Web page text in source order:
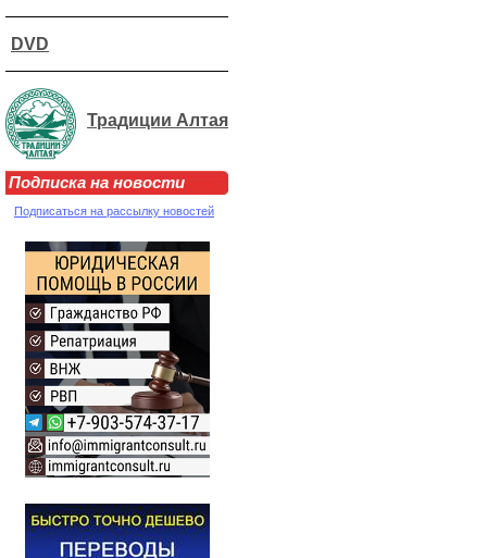
DVD
Традиции Алтая
Подписка на новости
Подписаться на рассылку новостей